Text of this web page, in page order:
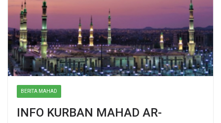
BERITA MAHAD
INFO KURBAN MAHAD AR-